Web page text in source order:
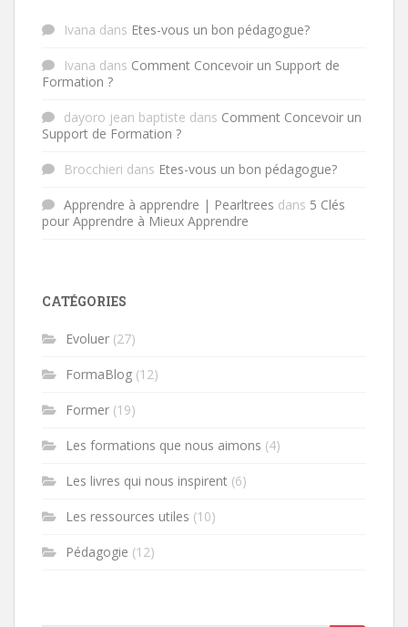
Ivana dans Etes-vous un bon pédagogue?
Ivana dans Comment Concevoir un Support de
Formation ?
dayoro jean baptiste dans Comment Concevoir un
Support de Formation ?
Brocchieri dans Etes-vous un bon pédagogue?
Apprendre à apprendre | Pearltrees dans 5 Clés
pour Apprendre à Mieux Apprendre
CATÉGORIES
Evoluer (27)
FormaBlog (12)
Former (19)
Les formations que nous aimons (4)
Les livres qui nous inspirent (6)
Les ressources utiles (10)
Pédagogie (12)